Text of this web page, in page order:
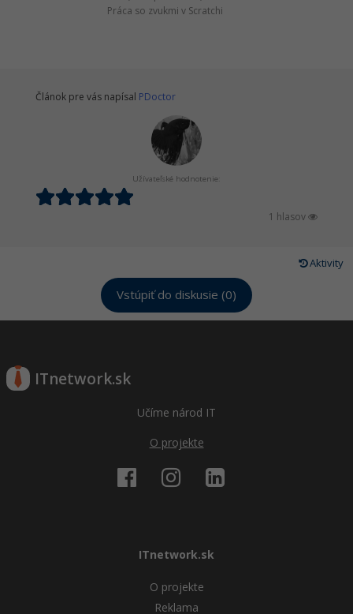
Práca so zvukmi v Scratchi
Článok pre vás napísal PDoctor
Užívateľské hodnotenie:
1 hlasov
Aktivity
Vstúpiť do diskusie (0)
ITnetwork.sk
Učíme národ IT
O projekte
ITnetwork.sk
O projekte
Reklama